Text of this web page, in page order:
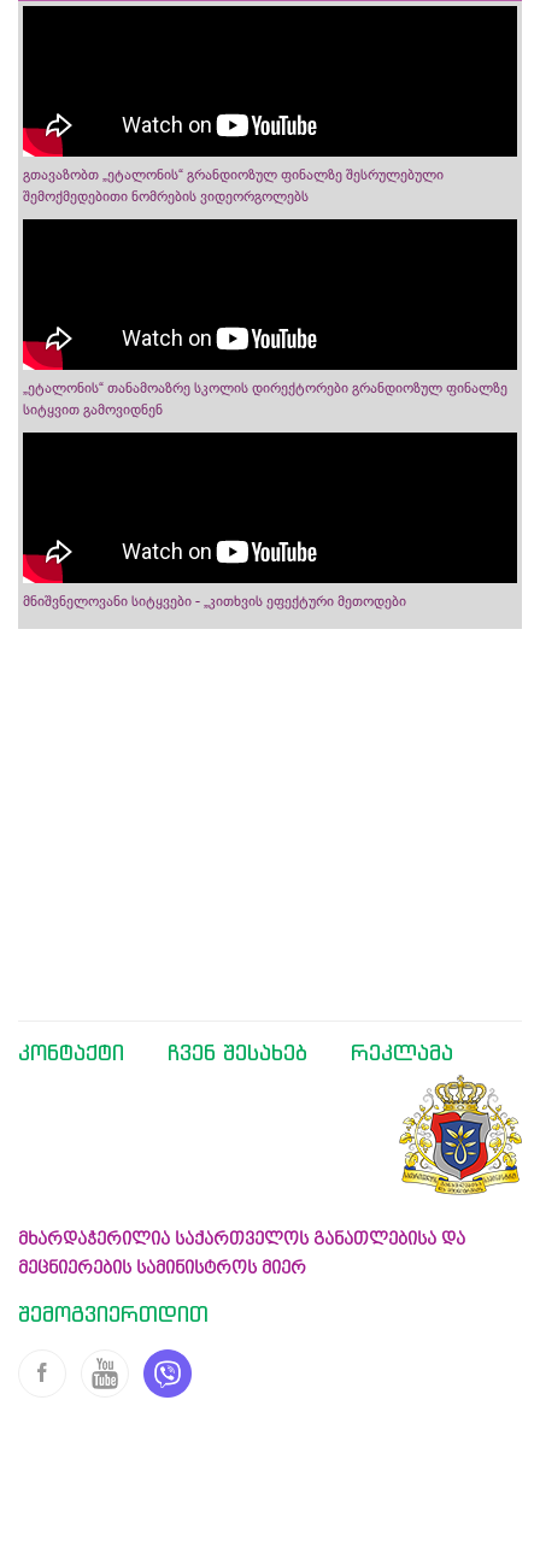
გთავაზობთ „ეტალონის“ გრანდიოზულ ფინალზე შესრულებული
შემოქმედებითი ნომრების ვიდეორგოლებს
„ეტალონის“ თანამოაზრე სკოლის დირექტორები გრანდიოზულ ფინალზე
სიტყვით გამოვიდნენ
მნიშვნელოვანი სიტყვები - „კითხვის ეფექტური მეთოდები
კონტაქტი ჩვენ შესახებ რეკლამა
მხარდაჭერილია საქართველოს განათლებისა და
მეცნიერების სამინისტროს მიერ
შემოგვიერთდით